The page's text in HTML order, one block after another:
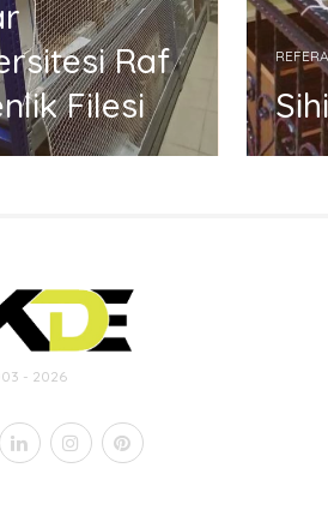
Raf
Filesi
- 2026